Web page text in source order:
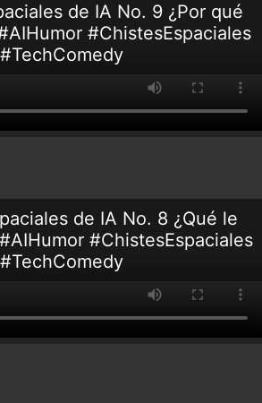
de IA No. 9 ¿Por qué
#ChistesEspaciales
#TechComedy
de IA No. 8 ¿Qué le
#ChistesEspaciales
#TechComedy